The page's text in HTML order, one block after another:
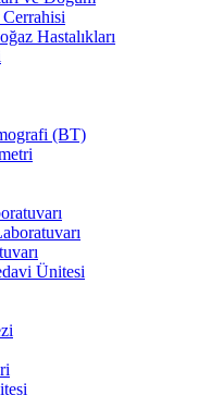
Hastalıkları
(BT)
Ünitesi